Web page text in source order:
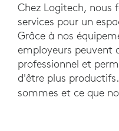
Chez Logitech, nous
services pour un
Grâce à nos
employeurs peuvent
professionnel et
d'être plus
sommes et ce que